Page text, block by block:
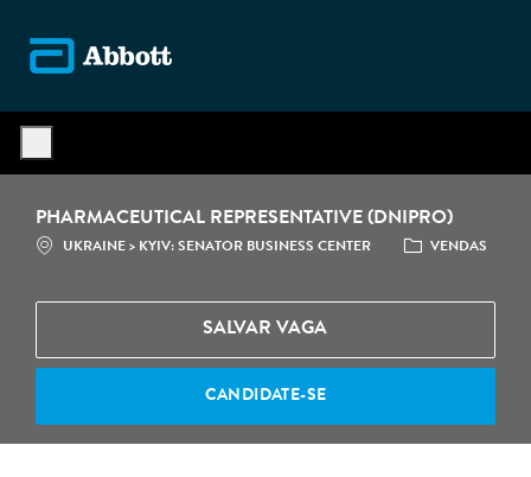
PHARMACEUTICAL REPRESENTATIVE (DNIPRO)
LOCALIZAÇÃO
UKRAINE > KYIV: SENATOR BUSINESS CENTER CATEGORIA
VENDAS
SALVAR VAGA
CANDIDATE-SE